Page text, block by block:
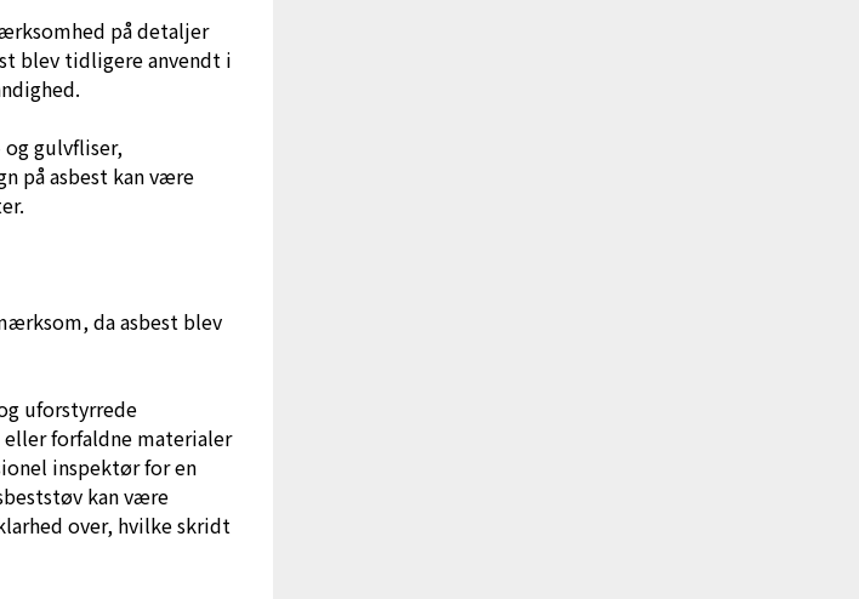
på detaljer
blev tidligere anvendt i
gulvfliser,
på asbest kan være
da asbest blev
uforstyrrede
forfaldne materialer
inspektør for en
kan være
over, hvilke skridt